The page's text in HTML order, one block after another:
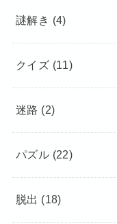
謎解き (4)
クイズ (11)
迷路 (2)
パズル (22)
脱出 (18)